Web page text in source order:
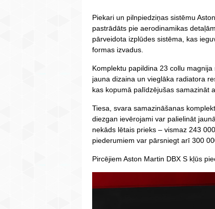
Piekari un pilnpiedziņas sistēmu
pastrādāts pie aerodinamikas
pārveidota izplūdes sistēma, kas
formas izvadus.
Komplektu papildina 23 collu
jauna dizaina un vieglāka radiatora
kas kopumā palīdzējušas samazināt
Tiesa, svara samazināšanas
diezgan ievērojami var palielināt
nekāds lētais prieks – vismaz 243
piederumiem var pārsniegt arī 300
Pircējiem Aston Martin DBX S kļūs